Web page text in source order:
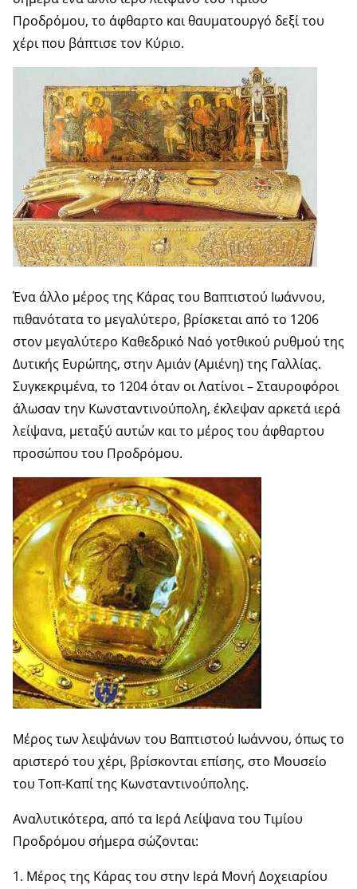
Προδρόμου, το άφθαρτο και θαυματουργό δεξί του
χέρι που βάπτισε τον Κύριο.
Ένα άλλο μέρος της Κάρας του Βαπτιστού Ιωάννου,
πιθανότατα το μεγαλύτερο, βρίσκεται από το 1206
στον μεγαλύτερο Καθεδρικό Ναό γοτθικού ρυθμού της
Δυτικής Ευρώπης, στην Αμιάν (Αμιένη) της Γαλλίας.
Συγκεκριμένα, το 1204 όταν οι Λατίνοι – Σταυροφόροι
άλωσαν την Κωνσταντινούπολη, έκλεψαν αρκετά ιερά
λείψανα, μεταξύ αυτών και το μέρος του άφθαρτου
προσώπου του Προδρόμου.
Μέρος των λειψάνων του Βαπτιστού Ιωάννου, όπως το
αριστερό του χέρι, βρίσκονται επίσης, στο Μουσείο
του Τοπ-Καπί της Κωνσταντινούπολης.
Αναλυτικότερα, από τα Ιερά Λείψανα του Τιμίου
Προδρόμου σήμερα σώζονται:
1. Μέρος της Κάρας του στην Ιερά Μονή Δοχειαρίου